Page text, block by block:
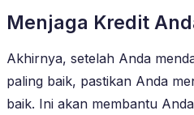
Menjaga Kredit
Akhirnya, setelah Anda
paling baik, pastikan Anda
baik. Ini akan membantu